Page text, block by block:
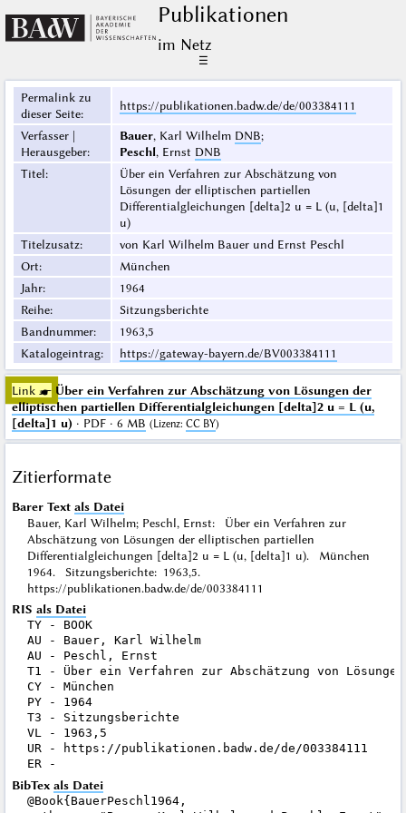
Publikationen
im Netz
☰
Permalink zu
dieser Seite:
https://publikationen.badw.de/de/003384111
Verfasser |
Herausgeber:
Bauer, Karl Wilhelm DNB;
Peschl, Ernst DNB
Titel:
Über ein Verfahren zur Abschätzung von
Lösungen der elliptischen partiellen
Differentialgleichungen [delta]2 u = L (u, [delta]1
u)
Titelzusatz:
von Karl Wilhelm Bauer und Ernst Peschl
Ort:
München
Jahr:
1964
Reihe:
Sitzungsberichte
Bandnummer:
1963,5
Katalogeintrag: https://gateway-bayern.de/BV003384111
Link ☛ Über ein Verfahren zur Abschätzung von Lösungen der
elliptischen partiellen Differentialgleichungen [delta]2 u = L (u,
[delta]1 u) · PDF · 6 MB (Lizenz: CC BY)
Zitierformate
Barer Text als Datei
Bauer, Karl Wilhelm; Peschl, Ernst: Über ein Verfahren zur
Abschätzung von Lösungen der elliptischen partiellen
Differentialgleichungen [delta]2 u = L (u, [delta]1 u). München
1964. Sitzungsberichte: 1963,5.
https://publikationen.badw.de/de/003384111
RIS als Datei
TY - BOOK
AU - Bauer, Karl Wilhelm
AU - Peschl, Ernst
T1 - Über ein Verfahren zur Abschätzung von
CY - München
PY - 1964
T3 - Sitzungsberichte
VL - 1963,5
UR - https://publikationen.badw.de/de/003384111
BibTex als Datei
@Book{BauerPeschl1964,